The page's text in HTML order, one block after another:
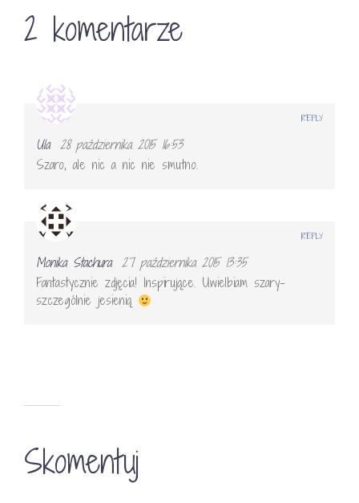
2 komentarze
Ula 28 października 2015 16:53
Szaro, ale nic a nic nie smutno.
REPLY
Monika Stachura 27 października 2015 13:35
Fantastycznie zdjęcia! Inspirujące. Uwielbiam szary-
szczególnie jesienią
REPLY
Skomentuj